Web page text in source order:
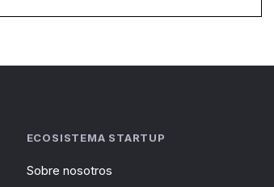
ECOSISTEMA STARTUP
Sobre nosotros